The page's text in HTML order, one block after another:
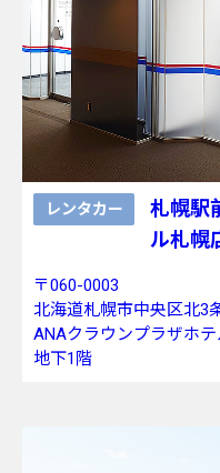
レンタカー
札幌駅
ル札幌
〒060-0003
北海道札幌市中央区北3
ANAクラウンプラザホ
地下1階